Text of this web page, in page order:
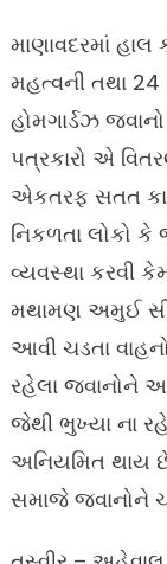
માણાવદરમાં હાલ
મહત્વની તથા
હોમગાર્ડઝ
પત્રકારો એ
એકતરફ સતત
નિકળતા લોકો
વ્યવસ્થા કરવી
મથામણ અમુઈ
આવી ચડતા
રહેલા જવાનોને
જેથી ભુખ્યા ના
અનિયમિત થાય છે
સમાજે જવાનોને